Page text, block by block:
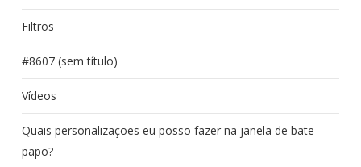
Filtros
#8607 (sem título)
Vídeos
Quais personalizações eu posso fazer na janela de bate-
papo?